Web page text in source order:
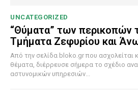
UNCATEGORIZED
“Θύματα” των περικοπών
Τμήματα Ζεφυρίου και
Από την σελίδα bloko.gr που ασχολείται
θέματα, διέρρευσε σήμερα το σχέδιο
αστυνομικών υπηρεσιών...